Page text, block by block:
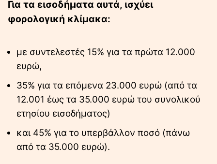
Για τα εισοδήματα αυτά, ισχύει
φορολογική κλίμακα:
με συντελεστές 15% για τα πρώτα 12.000
ευρώ,
35% για τα επόμενα 23.000 ευρώ (από τα
12.001 έως τα 35.000 ευρώ του συνολικού
ετησίου εισοδήματος)
και 45% για το υπερβάλλον ποσό (πάνω
από τα 35.000 ευρώ).